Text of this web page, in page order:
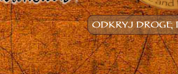
ODKRYJ DROGĘ